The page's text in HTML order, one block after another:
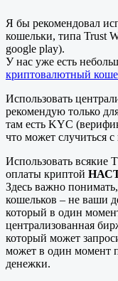
Я бы рекомендовал
кошельки, типа Trust
google play).
У нас уже есть
криптовалютный
Использовать
рекомендую только
там есть KYC
что может случиться
Использовать всякие
оплаты криптой
Здесь важно
кошельков – не ваши
который в один
централизованная
который может
может в один момент
денежки.